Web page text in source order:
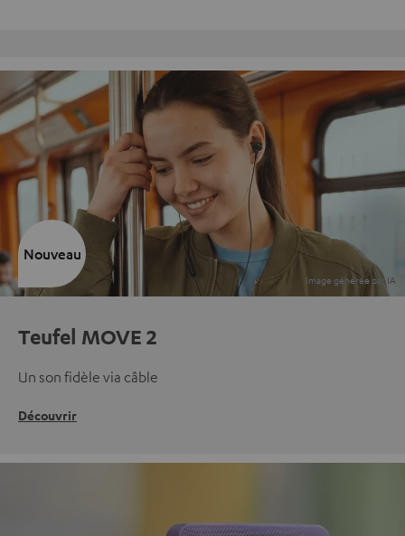
Teufel MOVE 2
Un son fidèle via câble
Découvrir
Nouveau